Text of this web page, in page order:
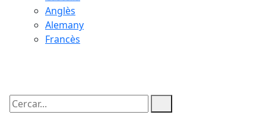
Anglès
Alemany
Francès
Cercar: